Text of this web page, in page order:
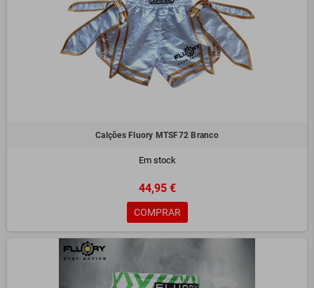
Calções Fluory MTSF72 Branco
Em stock
44,95 €
COMPRAR